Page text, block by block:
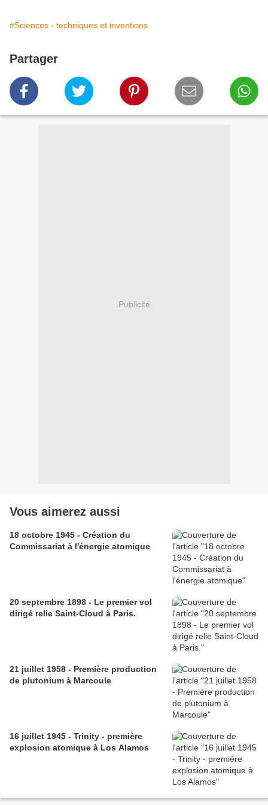
#Sciences - techniques et inventions
Partager
Publicité
Vous aimerez aussi
18 octobre 1945 - Création du
Commissariat à l'énergie atomique
20 septembre 1898 - Le premier vol
dirigé relie Saint-Cloud à Paris.
21 juillet 1958 - Première production
de plutonium à Marcoule
16 juillet 1945 - Trinity - première
explosion atomique à Los Alamos